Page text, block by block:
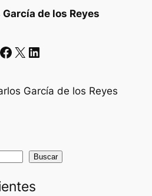
de los Reyes
Facebook X LinkedIn
García de los Reyes
Buscar